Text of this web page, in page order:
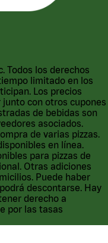
Todos los derechos
limitado en los
Los precios
junto con otros cupones
de bebidas son
asociados.
de varias pizzas.
en línea.
para pizzas de
Otras adiciones
Puede haber
descontarse. Hay
derecho a
por las tasas